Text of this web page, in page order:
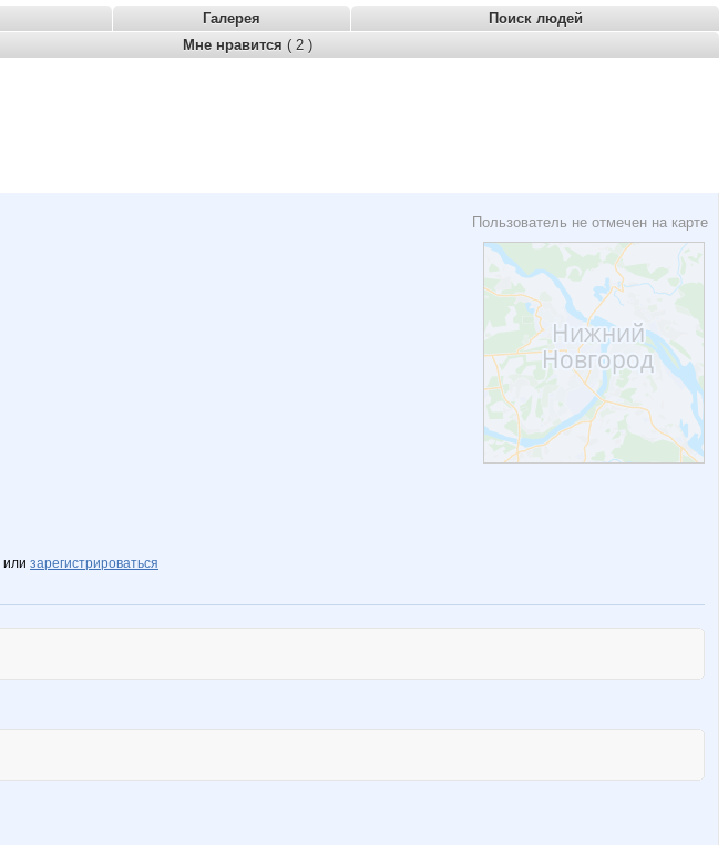
Галерея
Поиск людей
Мне нравится ( 2 )
Пользователь не отмечен на карте
или зарегистрироваться